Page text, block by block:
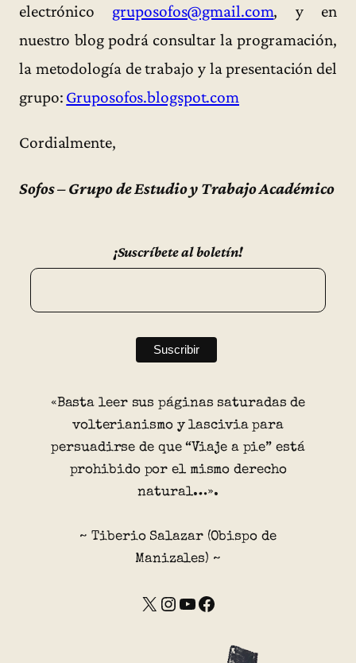
electrónico gruposofos@gmail.com, y en
nuestro blog podrá consultar la programación,
la metodología de trabajo y la presentación del
grupo: Gruposofos.blogspot.com
Cordialmente,
Sofos – Grupo de Estudio y Trabajo Académico
¡Suscríbete al boletín!
«Basta leer sus páginas saturadas de
volterianismo y lascivia para
persuadirse de que “Viaje a pie” está
prohibido por el mismo derecho
natural…».
~ Tiberio Salazar (Obispo de
Manizales) ~
X Instagram YouTube Facebook